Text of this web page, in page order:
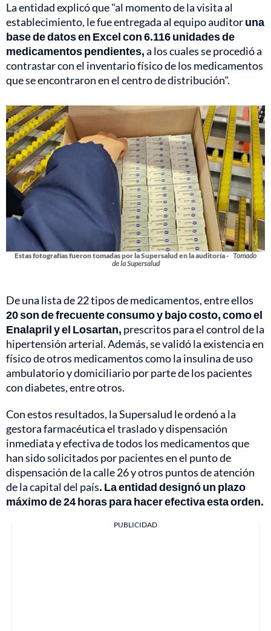
La entidad explicó que "al momento de la visita al
establecimiento, le fue entregada al equipo auditoruna
base de datos en Excel con 6.116 unidades de
medicamentos pendientes,a los cuales se procedió a
contrastar con el inventario físico de los medicamentos
que se encontraron en el centro de distribución".
Estas fotografías fueron tomadas por la Supersalud en la auditoría - Tomado
de la Supersalud
De una lista de 22 tipos de medicamentos, entre ellos
20 son de frecuente consumo y bajo costo, como el
Enalapril y el Losartan, prescritos para el control de la
hipertensión arterial. Además, se validó la existencia en
físico de otros medicamentos como la insulina de uso
ambulatorio y domiciliario por parte de los pacientes
con diabetes, entre otros.
Con estos resultados, la Supersalud le ordenó a la
gestora farmacéutica el traslado y dispensación
inmediata y efectiva de todos los medicamentos que
han sido solicitados por pacientes en el punto de
dispensación de la calle 26 y otros puntos de atención
de la capital del país. La entidad designó un plazo
máximo de 24 horas para hacer efectiva esta orden.
PUBLICIDAD